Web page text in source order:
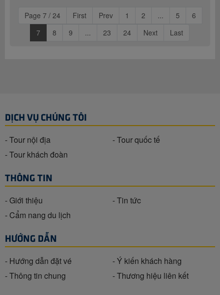
Page 7 / 24 First Prev 1 2 ... 5
6
7
8 9 ... 23 24 Next Last
DỊCH VỤ CHÚNG TÔI
- Tour nội địa
- Tour quốc tế
- Tour khách đoàn
THÔNG TIN
- Giới thiệu
- Tin tức
- Cẩm nang du lịch
HƯỚNG DẪN
- Hướng dẫn đặt vé
- Ý kiến khách hàng
- Thông tin chung
- Thương hiệu liên kết